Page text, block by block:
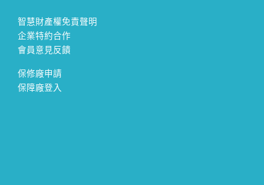
智慧財產權免責聲明
企業特約合作
會員意見反饋
保修廠申請
保障廠登入